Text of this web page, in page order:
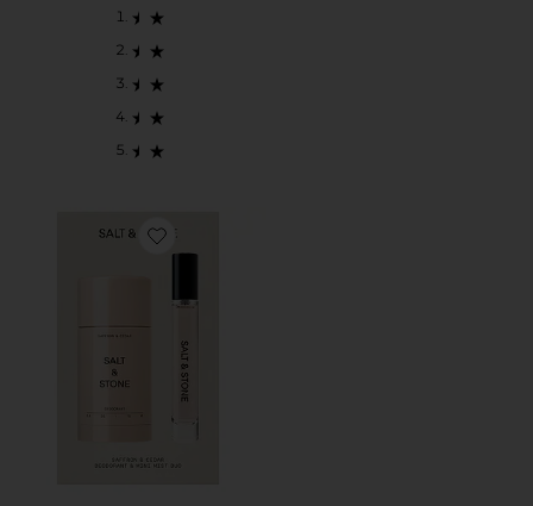
Favorite SAFFRON & CEDAR DEODORANT + MINI